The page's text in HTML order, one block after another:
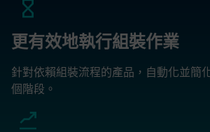
更有效地執行組裝作業
針對依賴組裝流程的產品，自動化並簡
個階段。